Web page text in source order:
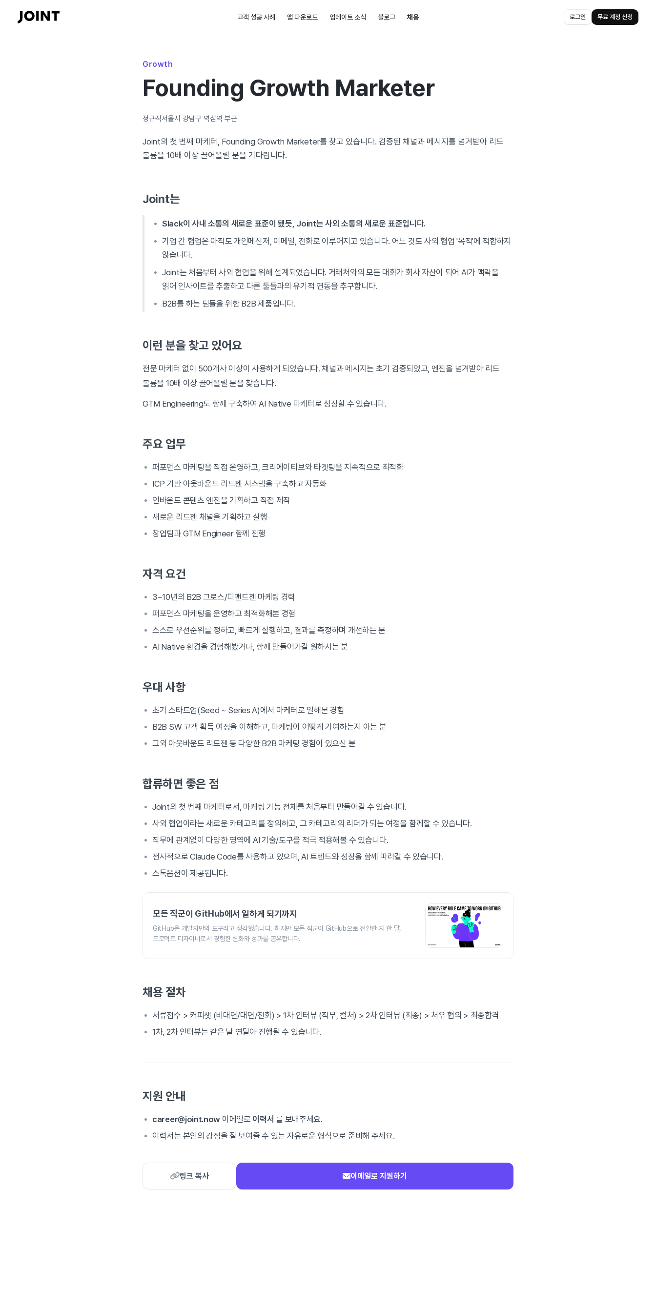
고객 성공 사례 앱 다운로드 업데이트 소식 블로그 채용 로그인 무료 계정 신청
Growth
Founding Growth Marketer
정규직서울시 강남구 역삼역 부근
Joint의 첫 번째 마케터, Founding Growth Marketer를 찾고 있습니다. 검증된 채널과 메시지를 넘겨받아 리드
볼륨을 10배 이상 끌어올릴 분을 기다립니다.
Joint는
Slack이 사내 소통의 새로운 표준이 됐듯, Joint는 사외 소통의 새로운 표준입니다.
기업 간 협업은 아직도 개인메신저, 이메일, 전화로 이루어지고 있습니다. 어느 것도 사외 협업 '목적'에 적합하지
않습니다.
Joint는 처음부터 사외 협업을 위해 설계되었습니다. 거래처와의 모든 대화가 회사 자산이 되어 AI가 맥락을
읽어 인사이트를 추출하고 다른 툴들과의 유기적 연동을 추구합니다.
B2B를 하는 팀들을 위한 B2B 제품입니다.
이런 분을 찾고 있어요
전문 마케터 없이 500개사 이상이 사용하게 되었습니다. 채널과 메시지는 초기 검증되었고, 엔진을 넘겨받아 리드
볼륨을 10배 이상 끌어올릴 분을 찾습니다.
GTM Engineering도 함께 구축하여 AI Native 마케터로 성장할 수 있습니다.
주요 업무
퍼포먼스 마케팅을 직접 운영하고, 크리에이티브와 타겟팅을 지속적으로 최적화
ICP 기반 아웃바운드 리드젠 시스템을 구축하고 자동화
인바운드 콘텐츠 엔진을 기획하고 직접 제작
새로운 리드젠 채널을 기획하고 실행
창업팀과 GTM Engineer 함께 진행
자격 요건
3~10년의 B2B 그로스/디맨드젠 마케팅 경력
퍼포먼스 마케팅을 운영하고 최적화해본 경험
스스로 우선순위를 정하고, 빠르게 실행하고, 결과를 측정하며 개선하는 분
AI Native 환경을 경험해봤거나, 함께 만들어가길 원하시는 분
우대 사항
초기 스타트업(Seed ~ Series A)에서 마케터로 일해본 경험
B2B SW 고객 획득 여정을 이해하고, 마케팅이 어떻게 기여하는지 아는 분
그외 아웃바운드 리드젠 등 다양한 B2B 마케팅 경험이 있으신 분
합류하면 좋은 점
Joint의 첫 번째 마케터로서, 마케팅 기능 전체를 처음부터 만들어갈 수 있습니다.
사외 협업이라는 새로운 카테고리를 정의하고, 그 카테고리의 리더가 되는 여정을 함께할 수 있습니다.
직무에 관계없이 다양한 영역에 AI 기술/도구를 적극 적용해볼 수 있습니다.
전사적으로 Claude Code를 사용하고 있으며, AI 트렌드와 성장을 함께 따라갈 수 있습니다.
스톡옵션이 제공됩니다.
모든 직군이 GitHub에서 일하게 되기까지
GitHub은 개발자만의 도구라고 생각했습니다. 하지만 모든 직군이 GitHub으로 전환한 지 한 달,
프로덕트 디자이너로서 경험한 변화와 성과를 공유합니다.
채용 절차
서류접수 > 커피챗 (비대면/대면/전화) > 1차 인터뷰 (직무, 컬처) > 2차 인터뷰 (최종) > 처우 협의 > 최종합격
1차, 2차 인터뷰는 같은 날 연달아 진행될 수 있습니다.
지원 안내
career@joint.now 이메일로 이력서 를 보내주세요.
이력서는 본인의 강점을 잘 보여줄 수 있는 자유로운 형식으로 준비해 주세요.
링크 복사 이메일로 지원하기